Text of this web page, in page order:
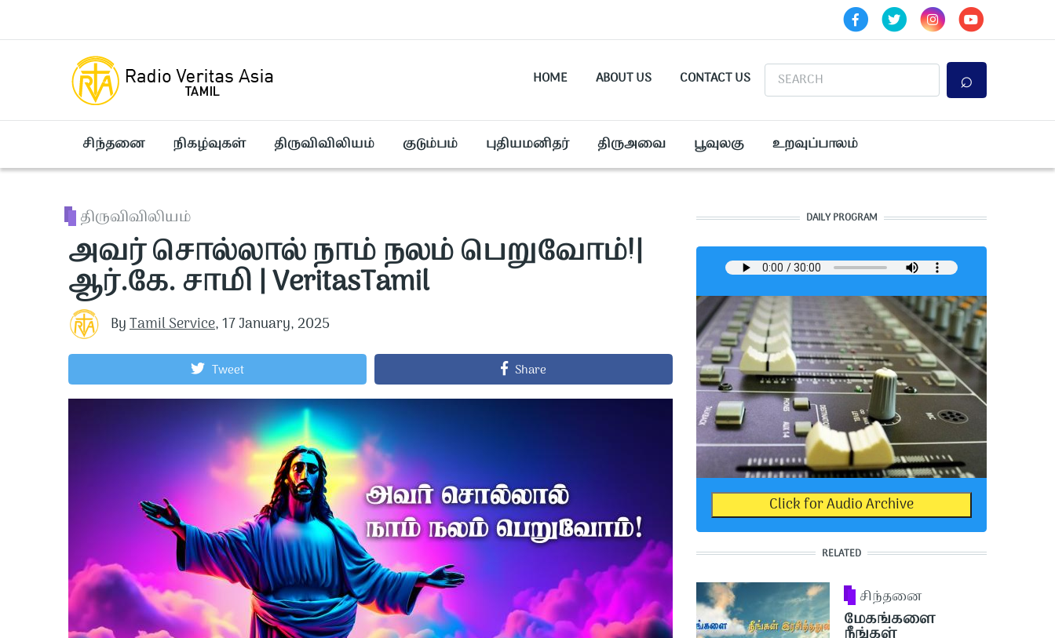
HOME ABOUT US CONTACT US Search
சிந்தனை நிகழ்வுகள் திருவிவிலியம் குடும்பம் புதியமனிதர் திருஅவை பூவுலகு உறவுப்பாலம்
திருவிவிலியம்
அவர் சொல்லால் நாம் நலம் பெறுவோம்!|
ஆர்.கே. சாமி | VeritasTamil
ByTamil Service,17 January, 2025
Tweet Share
DAILY PROGRAM
Click for Audio Archive
RELATED
சிந்தனை
மேகங்களை